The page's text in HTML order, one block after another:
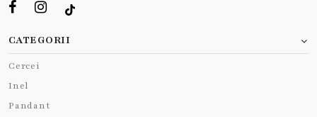
CATEGORII
Cercei
Inel
Pandant